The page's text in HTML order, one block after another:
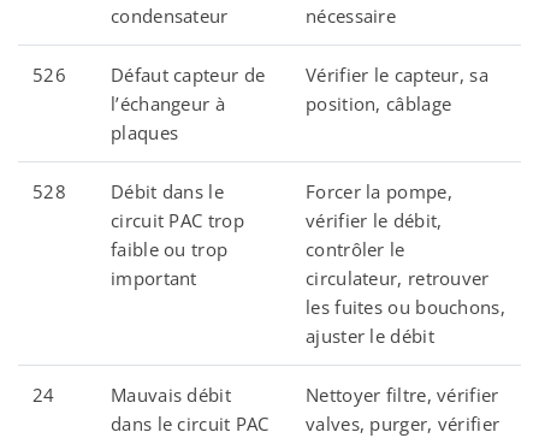
condensateur
nécessaire
526
Défaut capteur de
l’échangeur à
plaques
Vérifier le capteur, sa
position, câblage
528
Débit dans le
circuit PAC trop
faible ou trop
important
Forcer la pompe,
vérifier le débit,
contrôler le
circulateur, retrouver
les fuites ou bouchons,
ajuster le débit
24
Mauvais débit
dans le circuit PAC
Nettoyer filtre, vérifier
valves, purger, vérifier